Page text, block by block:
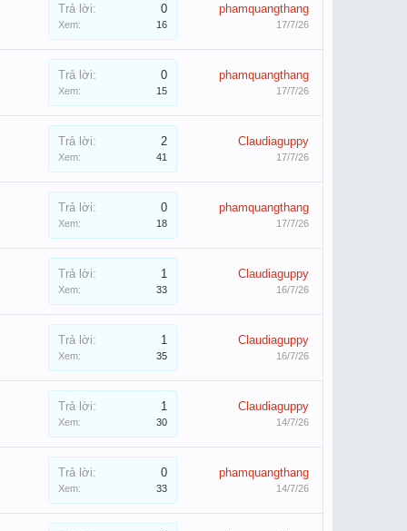
Trả lời: 0
Xem: 16
phamquangthang
17/7/26
Trả lời: 0
Xem: 15
phamquangthang
17/7/26
Trả lời: 2
Xem: 41
Claudiaguppy
17/7/26
Trả lời: 0
Xem: 18
phamquangthang
17/7/26
Trả lời: 1
Xem: 33
Claudiaguppy
16/7/26
Trả lời: 1
Xem: 35
Claudiaguppy
16/7/26
Trả lời: 1
Xem: 30
Claudiaguppy
14/7/26
Trả lời: 0
Xem: 33
phamquangthang
14/7/26